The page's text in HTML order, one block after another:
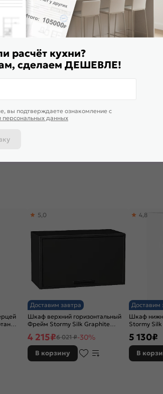
Столешница прямая/3/Мрамор
марквина черный глянцевая
Бунратти
4,9
В
Доставим завтра
Шкаф верхний горизонтальный
Фрейм Stormy Silk Graphite
5,0
4 215₽6 021 ₽-30%
В корзину
Доставим
Шкаф
Stormy
4,8
5 130₽
В
расчёт кухни?
сделаем ДЕШЕВЛЕ!
вы подтверждаете ознакомление c
персональных данных